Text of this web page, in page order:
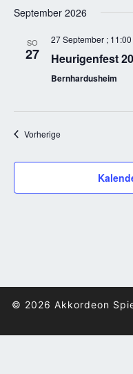
wählen.
September 2026
SO
27
27 September ; 11:00
Heurigenfest
Bernhardusheim
VorherigeVeranstaltungen
© 2026 Akkordeon